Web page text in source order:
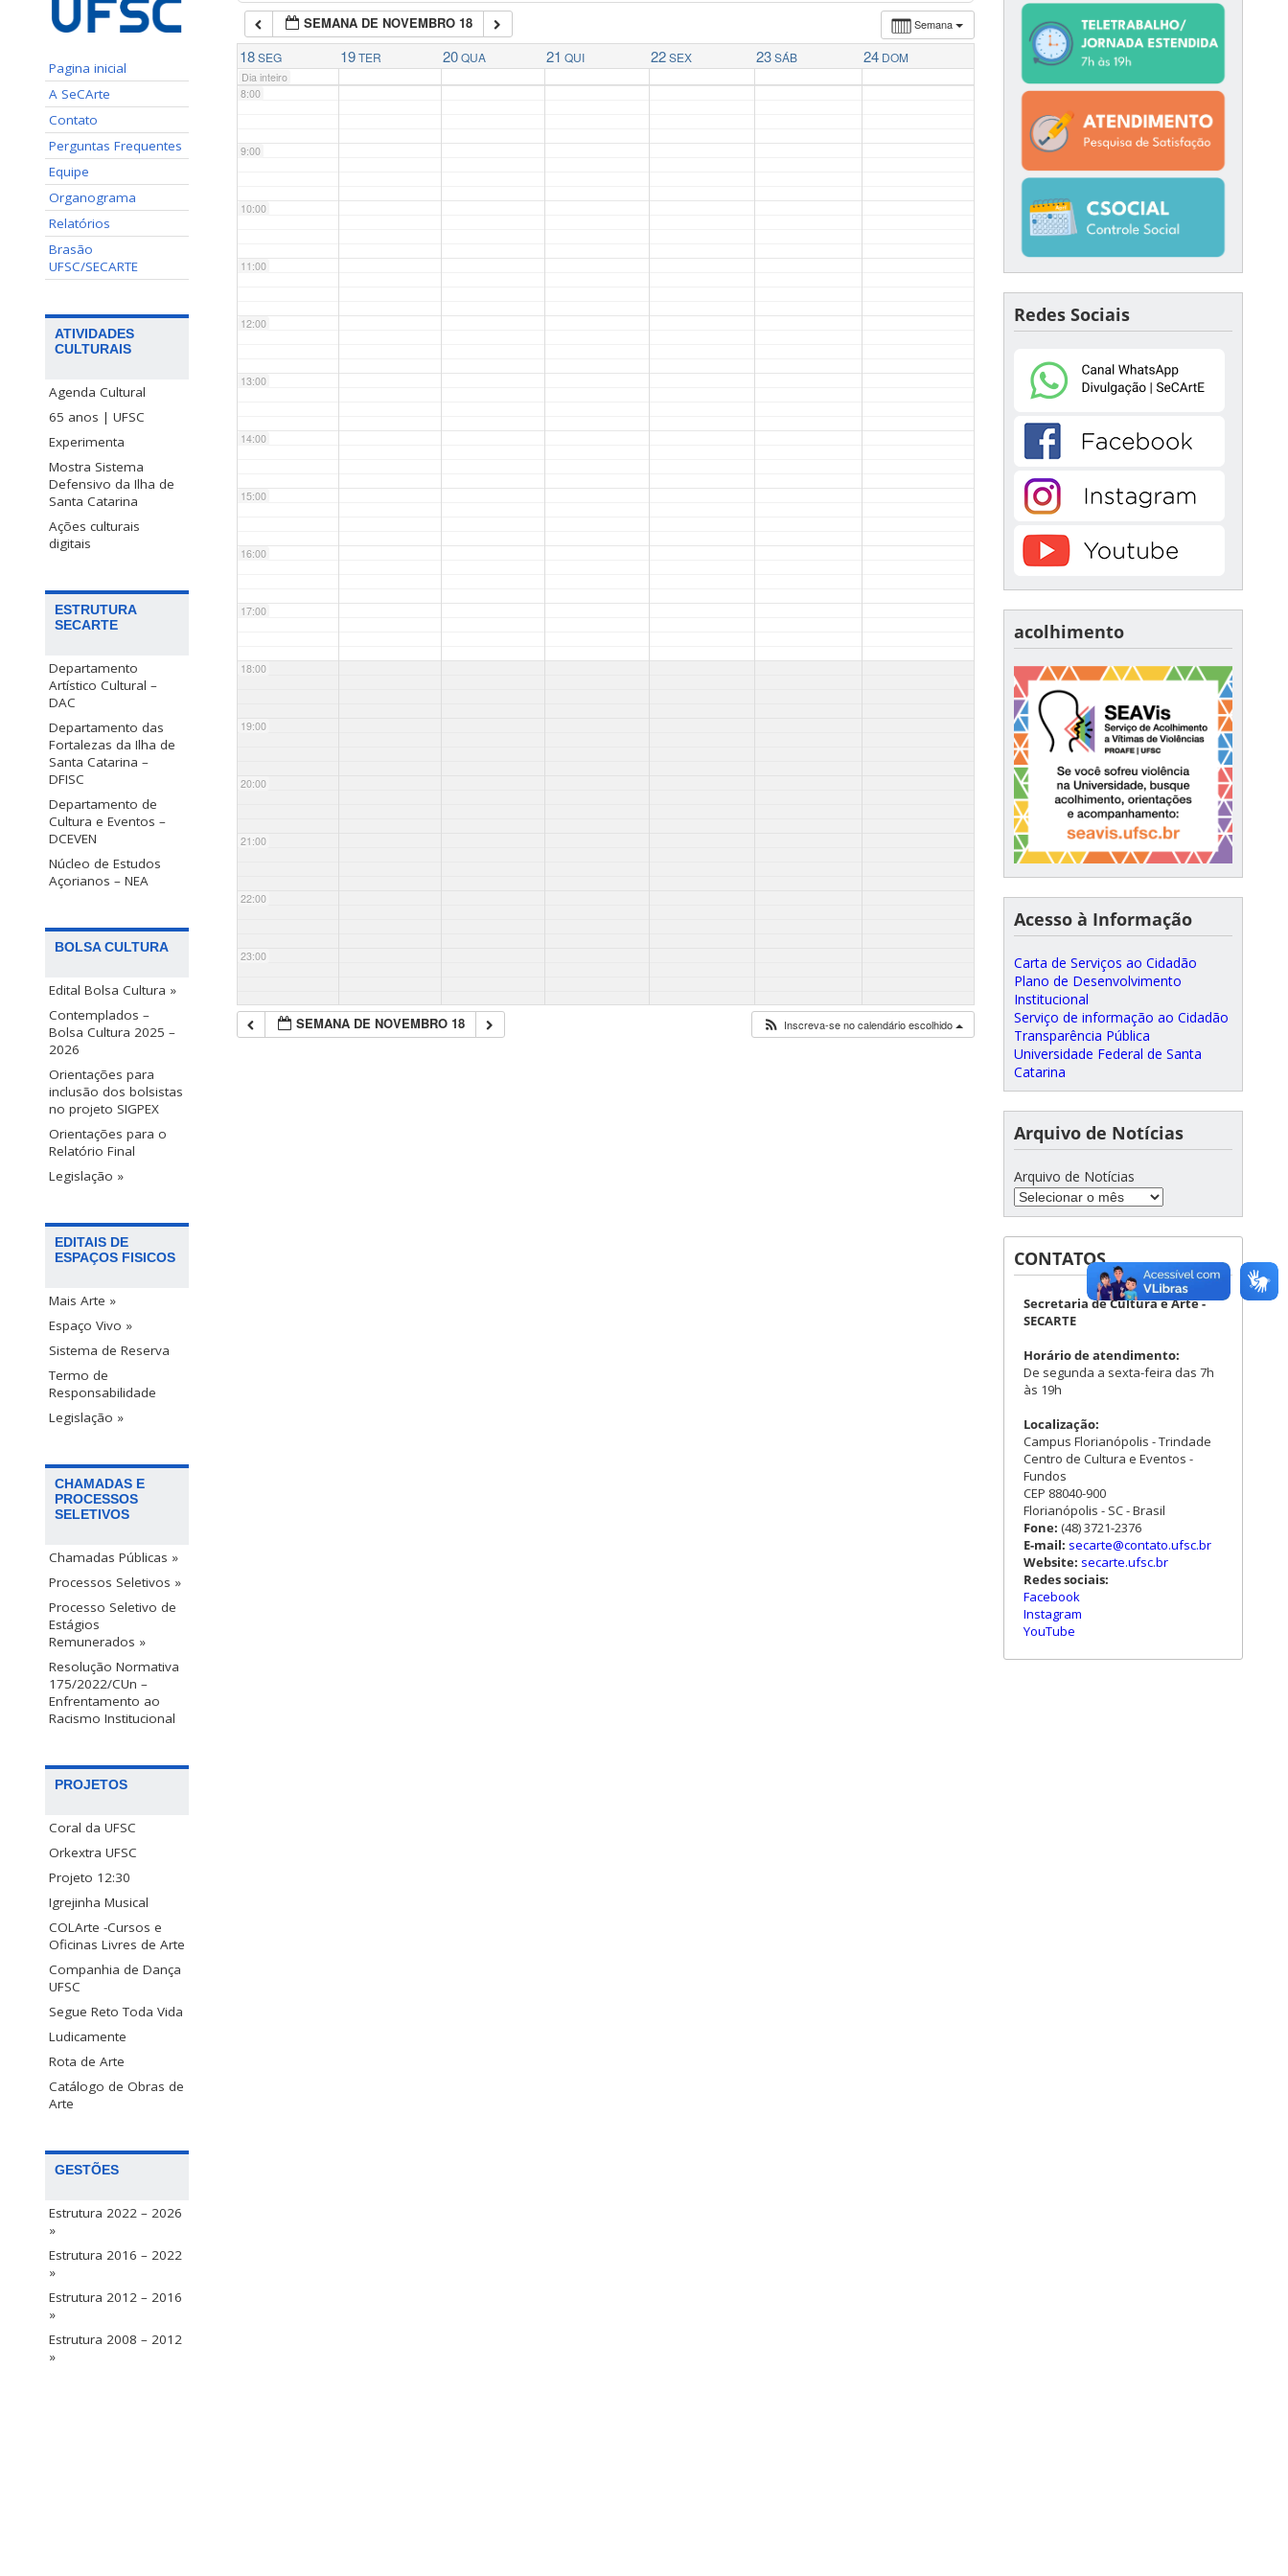
Pagina inicial
A SeCArte
Contato
Perguntas Frequentes
Equipe
Organograma
Relatórios
Brasão
UFSC/SECARTE
ATIVIDADES
CULTURAIS
Agenda Cultural
65 anos | UFSC
Experimenta
Mostra Sistema
Defensivo da Ilha de
Santa Catarina
Ações culturais
digitais
ESTRUTURA
SECARTE
Departamento
Artístico Cultural –
DAC
Departamento das
Fortalezas da Ilha de
Santa Catarina –
DFISC
Departamento de
Cultura e Eventos –
DCEVEN
Núcleo de Estudos
Açorianos – NEA
BOLSA CULTURA
Edital Bolsa Cultura »
Contemplados –
Bolsa Cultura 2025 –
2026
Orientações para
inclusão dos bolsistas
no projeto SIGPEX
Orientações para o
Relatório Final
Legislação »
EDITAIS DE
ESPAÇOS FISICOS
Mais Arte »
Espaço Vivo »
Sistema de Reserva
Termo de
Responsabilidade
Legislação »
CHAMADAS E
PROCESSOS
SELETIVOS
Chamadas Públicas »
Processos Seletivos »
Processo Seletivo de
Estágios
Remunerados »
Resolução Normativa
175/2022/CUn –
Enfrentamento ao
Racismo Institucional
PROJETOS
Coral da UFSC
Orkextra UFSC
Projeto 12:30
Igrejinha Musical
COLArte -Cursos e
Oficinas Livres de Arte
Companhia de Dança
UFSC
Segue Reto Toda Vida
Ludicamente
Rota de Arte
Catálogo de Obras de
Arte
GESTÕES
Estrutura 2022 – 2026
»
Estrutura 2016 – 2022
»
Estrutura 2012 – 2016
»
Estrutura 2008 – 2012
»
Semana
SEMANA DE NOVEMBRO 18
18 SEG 19 TER 20 QUA 21 QUI 22 SEX 23 SÁB 24 DOM
Dia inteiro
7:00
8:00
9:00
10:00
11:00
12:00
13:00
14:00
15:00
16:00
17:00
18:00
19:00
20:00
21:00
22:00
23:00
SEMANA DE NOVEMBRO 18 Inscreva-se no calendário escolhido
Redes Sociais
acolhimento
Acesso à Informação
Carta de Serviços ao Cidadão
Plano de Desenvolvimento
Institucional
Serviço de informação ao Cidadão
Transparência Pública
Universidade Federal de Santa
Catarina
Arquivo de Notícias
Arquivo de Notícias
CONTATOS
Secretaria de Cultura e Arte -
SECARTE
Horário de atendimento:
De segunda a sexta-feira das 7h
às 19h
Localização:
Campus Florianópolis - Trindade
Centro de Cultura e Eventos -
Fundos
CEP 88040-900
Florianópolis - SC - Brasil
Fone: (48) 3721-2376
E-mail: secarte@contato.ufsc.br
Website: secarte.ufsc.br
Redes sociais:
Facebook
Instagram
YouTube